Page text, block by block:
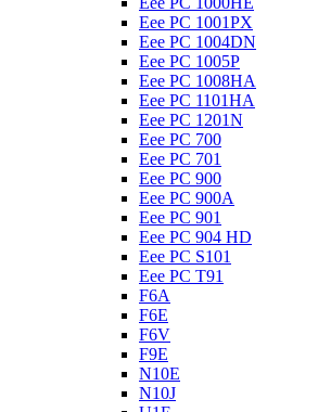
Eee PC 1001PX
Eee PC 1004DN
Eee PC 1005P
Eee PC 1008HA
Eee PC 1101HA
Eee PC 1201N
Eee PC 700
Eee PC 701
Eee PC 900
Eee PC 900A
Eee PC 901
Eee PC 904 HD
Eee PC S101
Eee PC T91
F6A
F6E
F6V
F9E
N10E
N10J